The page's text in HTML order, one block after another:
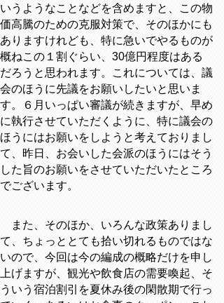
いうようなことなどを含めますと、この物
価高騰のための克服対策で、そのほかにも
ありますけれども、特に急いでやるものが
概ねこの１割ぐらい、 30億円程度はある
だろうと思われます。これについては、議
会のほうに先議をお願いしたいと思いま
す。６月いっぱい審議が続きますが、早め
に執行させていただくように、特に議会の
ほうにはお願いをしようと考えておりまし
て、昨日、お会いした会派のほうにはそう
した旨のお願いをさせていただいたところ
でございます。
また、そのほか、いろんな政策ありまし
て、ちょっととても拾い切れるものではな
いので、今回は今の編成の概略だけを申し
上げますが、観光や飲食店の需要喚起、そ
ういう宿泊割引を夏休み後の閑散期で行っ